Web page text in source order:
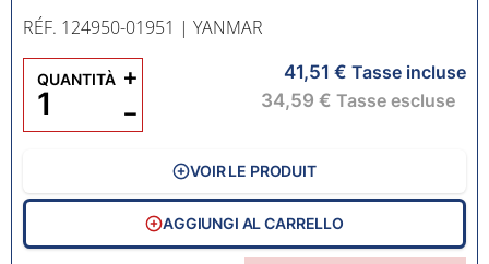
RÉF. 124950-01951 | YANMAR
41,51 € Tasse incluse
34,59 € Tasse escluse
QUANTITÀ
−
+
VOIR LE PRODUIT
AGGIUNGI AL CARRELLO